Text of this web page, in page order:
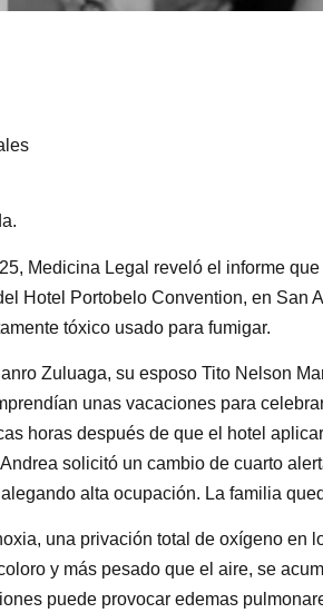
Medicina Legal reveló el informe
Hotel Portobelo Convention, en San
tóxico usado para fumigar.
Zuluaga, su esposo Tito Nelson
unas vacaciones para
horas después de que el hotel
solicitó un cambio de cuarto
alta ocupación. La familia
una privación total de oxígeno en
y más pesado que el aire, se
puede provocar edemas